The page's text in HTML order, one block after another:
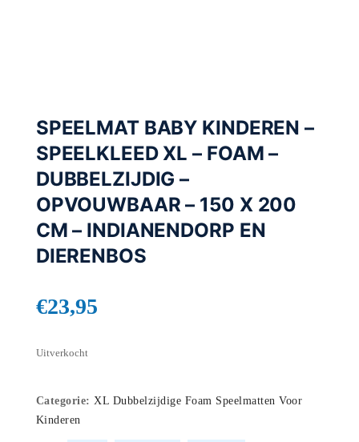
SPEELMAT BABY KINDEREN –
SPEELKLEED XL – FOAM –
DUBBELZIJDIG –
OPVOUWBAAR – 150 X 200
CM – INDIANENDORP EN
DIERENBOS
€23,95
Uitverkocht
Categorie:XL Dubbelzijdige Foam Speelmatten Voor
Kinderen